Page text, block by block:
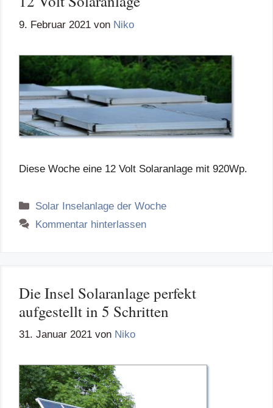
9. Februar 2021 von Niko
Diese Woche eine 12 Volt Solaranlage mit 920Wp.
Kategorien
Solar Inselanlage der Woche
Kommentar hinterlassen
Die Insel Solaranlage perfekt
aufgestellt in 5 Schritten
31. Januar 2021 von Niko